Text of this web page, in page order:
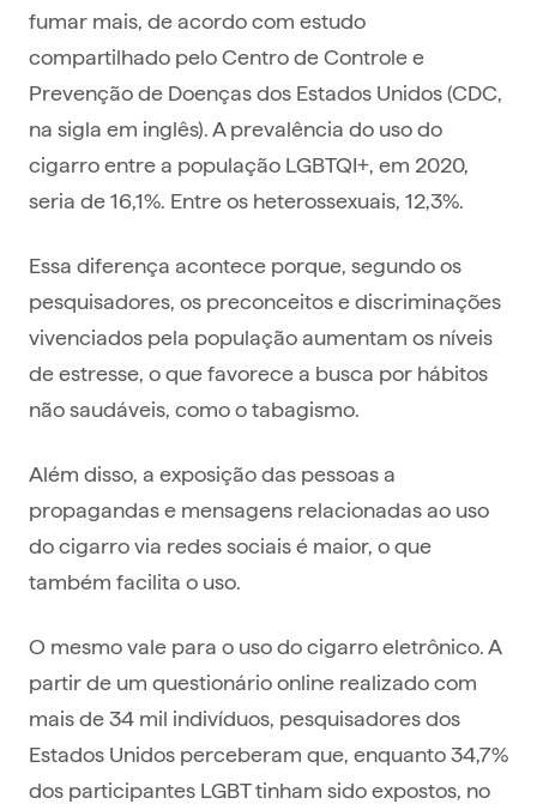
fumar mais, de acordo com estudo
compartilhado pelo Centro de Controle e
Prevenção de Doenças dos Estados Unidos (CDC,
na sigla em inglês). A prevalência do uso do
cigarro entre a população LGBTQI+, em 2020,
seria de 16,1%. Entre os heterossexuais, 12,3%.
Essa diferença acontece porque, segundo os
pesquisadores, os preconceitos e discriminações
vivenciados pela população aumentam os níveis
de estresse, o que favorece a busca por hábitos
não saudáveis, como o tabagismo.
Além disso, a exposição das pessoas a
propagandas e mensagens relacionadas ao uso
do cigarro via redes sociais é maior, o que
também facilita o uso.
O mesmo vale para o uso do cigarro eletrônico. A
partir de um questionário online realizado com
mais de 34 mil indivíduos, pesquisadores dos
Estados Unidos perceberam que, enquanto 34,7%
dos participantes LGBT tinham sido expostos, no